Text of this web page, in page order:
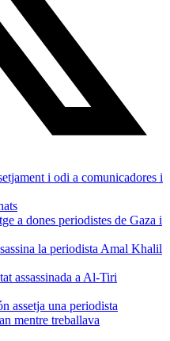
i odi a comunicadores i
a dones periodistes de Gaza i
la periodista Amal Khalil
assassinada a Al-Tiri
assetja una periodista
mentre treballava